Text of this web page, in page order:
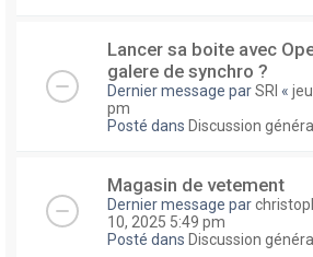
Lancer sa boite avec
galere de synchro ?
Dernier message parSRI «
pm
Posté dans Discussion
Magasin de vetement
Dernier message par
10, 2025 5:49 pm
Posté dans Discussion